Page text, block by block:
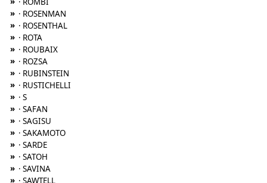
» · ROSENMAN
» · ROSENTHAL
» · ROTA
» · ROUBAIX
» · ROZSA
» · RUBINSTEIN
» · RUSTICHELLI
» · S
» · SAFAN
» · SAGISU
» · SAKAMOTO
» · SARDE
» · SATOH
» · SAVINA
» · SAWTELL